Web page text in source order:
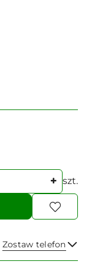
szt.
Zostaw telefon